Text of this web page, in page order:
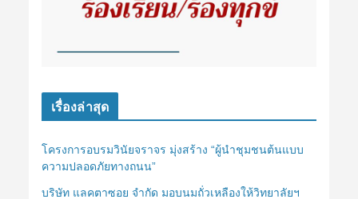
เรื่องล่าสุด
โครงการอบรมวินัยจราจร มุ่งสร้าง “ผู้นำชุมชนต้นแบบ
ความปลอดภัยทางถนน”
บริษัท แลคตาซอย จำกัด มอบนมถั่วเหลืองให้วิทยาลัยฯ